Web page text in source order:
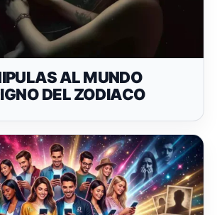
AL MUNDO
DEL ZODIACO